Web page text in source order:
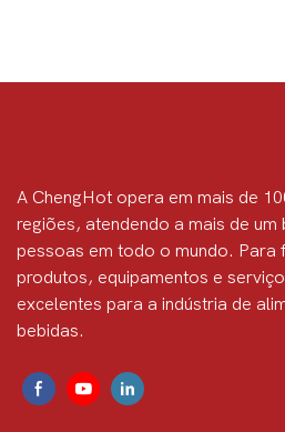
A ChengHot opera em mais de
regiões, atendendo a mais de um
pessoas em todo o mundo. Para
produtos, equipamentos e
excelentes para a indústria de
bebidas.